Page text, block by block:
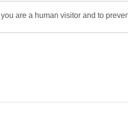
are a human visitor and to